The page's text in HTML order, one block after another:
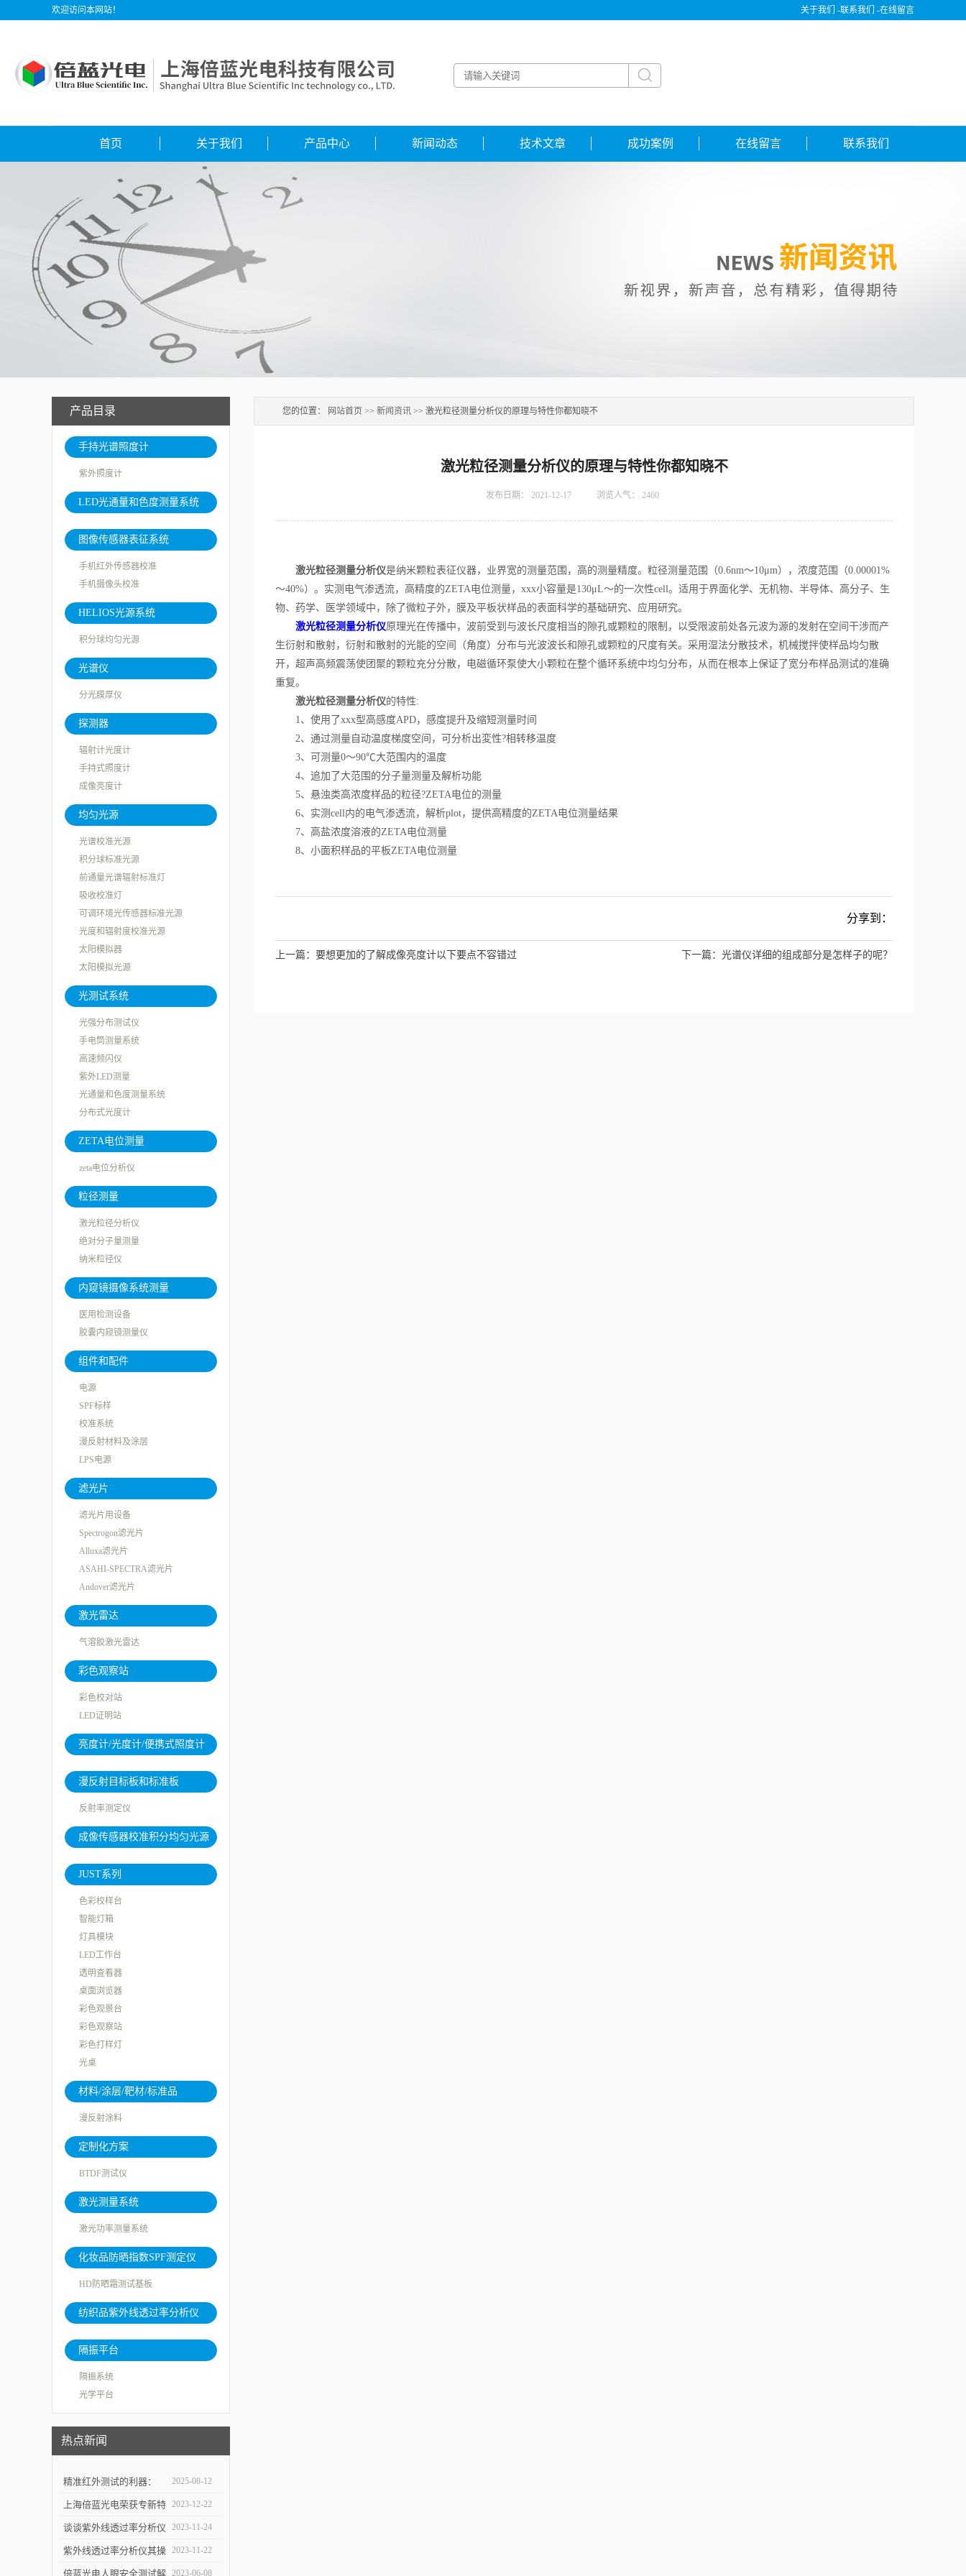
关于我们 -联系我们 -在线留言
欢迎访问本网站！
首页 关于我们 产品中心 新闻动态 技术文章 成功案例 在线留言 联系我们
产品目录
手持光谱照度计
紫外照度计
LED光通量和色度测量系统
图像传感器表征系统
手机红外传感器校准
手机摄像头校准
HELIOS光源系统
积分球均匀光源
光谱仪
分光膜厚仪
探测器
辐射计光度计
手持式照度计
成像亮度计
均匀光源
光谱校准光源
积分球标准光源
前通量光谱辐射标准灯
吸收校准灯
可调环境光传感器标准光源
光度和辐射度校准光源
太阳模拟器
太阳模拟光源
光测试系统
光强分布测试仪
手电筒测量系统
高速频闪仪
紫外LED测量
光通量和色度测量系统
分布式光度计
ZETA电位测量
zeta电位分析仪
粒径测量
激光粒径分析仪
绝对分子量测量
纳米粒径仪
内窥镜摄像系统测量
医用检测设备
胶囊内窥镜测量仪
组件和配件
电源
SPF标样
校准系统
漫反射材料及涂层
LPS电源
滤光片
滤光片用设备
Spectrogon滤光片
Alluxa滤光片
ASAHI-SPECTRA滤光片
Andover滤光片
激光雷达
气溶胶激光雷达
彩色观察站
彩色校对站
LED证明站
亮度计/光度计/便携式照度计
漫反射目标板和标准板
反射率测定仪
成像传感器校准积分均匀光源
JUST系列
色彩校样台
智能灯箱
灯具模块
LED工作台
透明查看器
桌面浏览器
彩色观景台
彩色观察站
彩色打样灯
光桌
材料/涂层/靶材/标准品
漫反射涂料
定制化方案
BTDF测试仪
激光测量系统
激光功率测量系统
化妆品防晒指数SPF测定仪
HD防晒霜测试基板
纺织品紫外线透过率分析仪
隔振平台
隔振系统
光学平台
热点新闻
精准红外测试的利器：
SBIR Infinity系列差分黑
体系统
2025-08-12
上海倍蓝光电荣获专新特
精中小企业称号
2023-12-22
谈谈紫外线透过率分析仪
常见的应用领域
2023-11-24
紫外线透过率分析仪其操
作步骤是怎样的呢？
2023-11-22
倍蓝光电人眼安全测试解 2023-06-08
您的位置： 网站首页 >> 新闻资讯 >> 激光粒径测量分析仪的原理与特性你都知晓不
激光粒径测量分析仪的原理与特性你都知晓不
发布日期： 2021-12-17 浏览人气： 2460
激光粒径测量分析仪是纳米颗粒表征仪器，业界宽的测量范围，高的测量精度。粒径测量范围（0.6nm～10μm），浓度范围（0.00001%
～40%）。实测电气渗透流，高精度的ZETA电位测量，xxx小容量是130μL～的一次性cell。适用于界面化学、无机物、半导体、高分子、生
物、药学、医学领域中，除了微粒子外，膜及平板状样品的表面科学的基础研究、应用研究。
激光粒径测量分析仪原理光在传播中，波前受到与波长尺度相当的隙孔或颗粒的限制，以受限波前处各元波为源的发射在空间干涉而产
生衍射和散射，衍射和散射的光能的空间（角度）分布与光波波长和隙孔或颗粒的尺度有关。采用湿法分散技术，机械搅拌使样品均匀散
开，超声高频震荡使团聚的颗粒充分分散，电磁循环泵使大小颗粒在整个循环系统中均匀分布，从而在根本上保证了宽分布样品测试的准确
重复。
激光粒径测量分析仪的特性:
1、使用了xxx型高感度APD，感度提升及缩短测量时间
2、通过测量自动温度梯度空间，可分析出変性?相转移温度
3、可测量0～90℃大范围内的温度
4、追加了大范围的分子量测量及解析功能
5、悬浊类高浓度样品的粒径?ZETA电位的测量
6、实测cell内的电气渗透流，解析plot，提供高精度的ZETA电位测量结果
7、高盐浓度溶液的ZETA电位测量
8、小面积样品的平板ZETA电位测量
分享到：
上一篇： 要想更加的了解成像亮度计以下要点不容错过 下一篇： 光谱仪详细的组成部分是怎样子的呢？